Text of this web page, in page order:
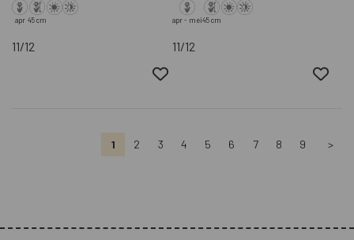
apr 45 cm
11/12
apr - mei45 cm
11/12
1 2 3 4 5 6 7 8 9 >